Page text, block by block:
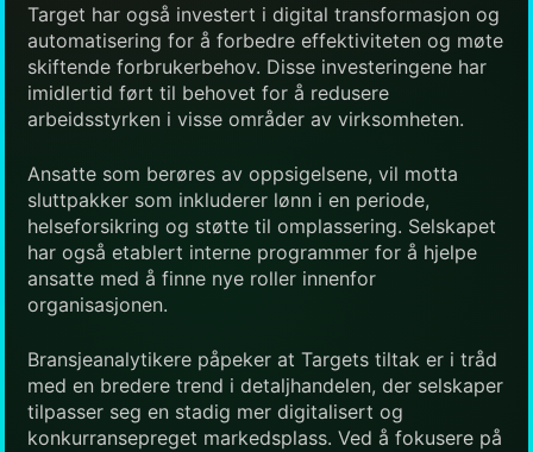
Target har også investert i digital transformasjon og
automatisering for å forbedre effektiviteten og møte
skiftende forbrukerbehov. Disse investeringene har
imidlertid ført til behovet for å redusere
arbeidsstyrken i visse områder av virksomheten.
Ansatte som berøres av oppsigelsene, vil motta
sluttpakker som inkluderer lønn i en periode,
helseforsikring og støtte til omplassering. Selskapet
har også etablert interne programmer for å hjelpe
ansatte med å finne nye roller innenfor
organisasjonen.
Bransjeanalytikere påpeker at Targets tiltak er i tråd
med en bredere trend i detaljhandelen, der selskaper
tilpasser seg en stadig mer digitalisert og
konkurransepreget markedsplass. Ved å fokusere på